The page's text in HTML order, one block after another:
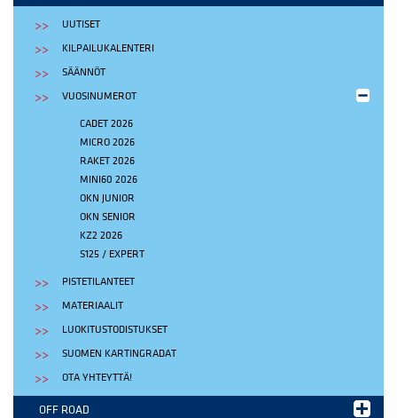
UUTISET
KILPAILUKALENTERI
SÄÄNNÖT
VUOSINUMEROT
CADET 2026
MICRO 2026
RAKET 2026
MINI60 2026
OKN JUNIOR
OKN SENIOR
KZ2 2026
S125 / EXPERT
PISTETILANTEET
MATERIAALIT
LUOKITUSTODISTUKSET
SUOMEN KARTINGRADAT
OTA YHTEYTTÄ!
OFF ROAD